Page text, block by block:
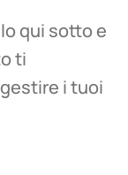
qui sotto e
ti
i tuoi